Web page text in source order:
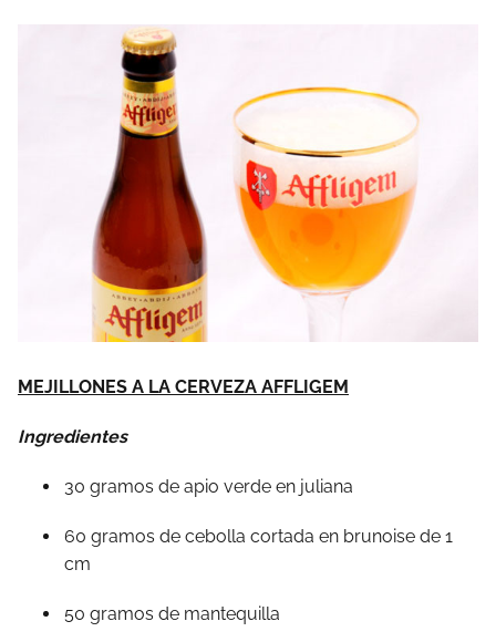
MEJILLONES A LA CERVEZA AFFLIGEM
Ingredientes
30 gramos de apio verde en juliana
60 gramos de cebolla cortada en brunoise de 1
cm
50 gramos de mantequilla